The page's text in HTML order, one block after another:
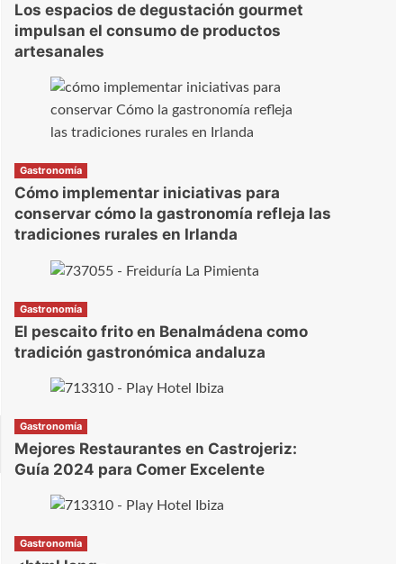
Los espacios de degustación gourmet
impulsan el consumo de productos
artesanales
Gastronomía
Cómo implementar iniciativas para
conservar cómo la gastronomía refleja las
tradiciones rurales en Irlanda
Gastronomía
El pescaito frito en Benalmádena como
tradición gastronómica andaluza
Gastronomía
Mejores Restaurantes en Castrojeriz:
Guía 2024 para Comer Excelente
Gastronomía